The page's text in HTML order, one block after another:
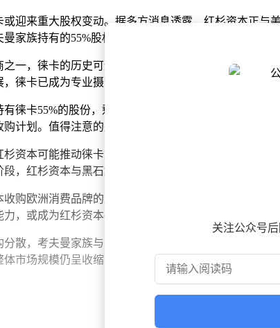
迎来重大股权变动。据多方消息透露，红杉资本正
家族持有的55%股权，实现对这家百年企业的全面控股
一，徕卡的历史可追溯至19世纪。其前身Leitz公司
徕卡已成为专业摄影领域和收藏市场的标杆品牌，其
徕卡55%的股份，剩余45%由黑石集团掌控。据知
计划。值得注意的是，徕卡自2012年10月完成私有化
资本可能推动徕卡重新上市。这一潜在动作引发市
，红杉资本与黑石集团均未对传闻作出回应。
购欧洲消费品牌的又一标志性案例。近年来，红杉
，或成为红杉资本布局全球消费市场的重要抓手。
散，考夫曼家族与黑石集团均未长期持有股权的记
市场规模仍呈收缩态势。红杉资本的入局能否为这家
关注公众号